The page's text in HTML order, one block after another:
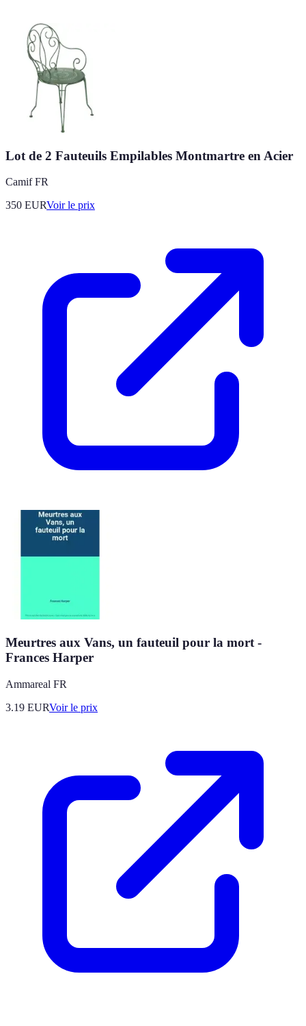
Lot de 2 Fauteuils Empilables Montmartre en Acier
Camif FR
350 EURVoir le prix
Meurtres aux Vans, un fauteuil pour la mort -
Frances Harper
Ammareal FR
3.19 EURVoir le prix